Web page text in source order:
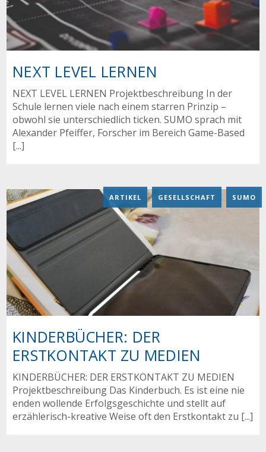
NEXT LEVEL LERNEN
NEXT LEVEL LERNEN Projektbeschreibung In der
Schule lernen viele nach einem starren Prinzip –
obwohl sie unterschiedlich ticken. SUMO sprach mit
Alexander Pfeiffer, Forscher im Bereich Game-Based
[...]
KINDERBÜCHER: DER
ERSTKONTAKT ZU MEDIEN
ARTIKEL , GESELLSCHAFT , SUMO
KINDERBÜCHER: DER ERSTKONTAKT ZU MEDIEN
Projektbeschreibung Das Kinderbuch. Es ist eine nie
enden wollende Erfolgsgeschichte und stellt auf
erzählerisch-kreative Weise oft den Erstkontakt zu [...]